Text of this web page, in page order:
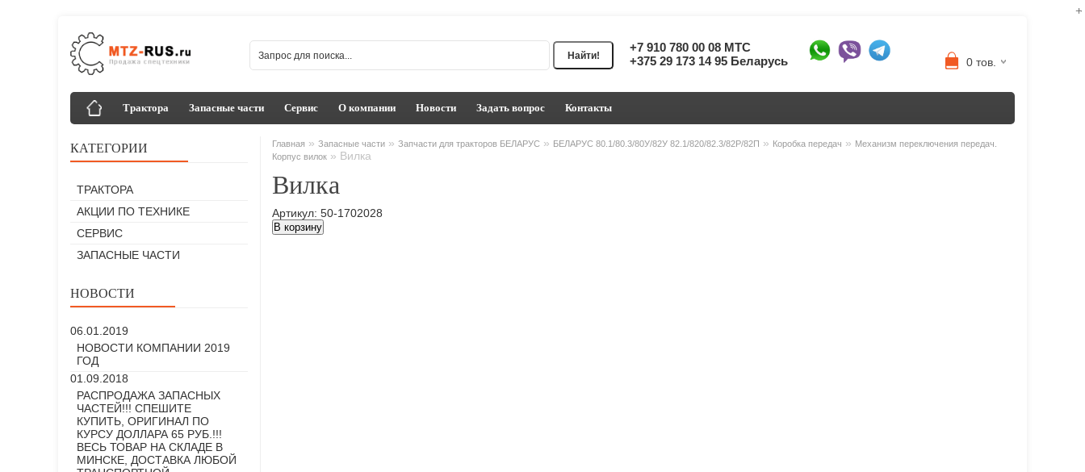
+7 910 780 00 08 МТС
+375 29 173 14 95 Беларусь
0 тов.
Трактора Запасные части Сервис О компании Новости Задать вопрос Контакты
КАТЕГОРИИ
ТРАКТОРА
АКЦИИ ПО ТЕХНИКЕ
СЕРВИС
ЗАПАСНЫЕ ЧАСТИ
НОВОСТИ
06.01.2019
НОВОСТИ КОМПАНИИ 2019
ГОД
01.09.2018
РАСПРОДАЖА ЗАПАСНЫХ
ЧАСТЕЙ!!! СПЕШИТЕ
КУПИТЬ, ОРИГИНАЛ ПО
КУРСУ ДОЛЛАРА 65 РУБ.!!!
ВЕСЬ ТОВАР НА СКЛАДЕ В
МИНСКЕ, ДОСТАВКА ЛЮБОЙ
Главная » Запасные части » Запчасти для тракторов БЕЛАРУС » БЕЛАРУС 80.1/80.3/80У/82У 82.1/820/82.3/82P/82П » Коробка передач » Механизм переключения передач.
Корпус вилок » Вилка
Вилка
Артикул: 50-1702028
В корзину